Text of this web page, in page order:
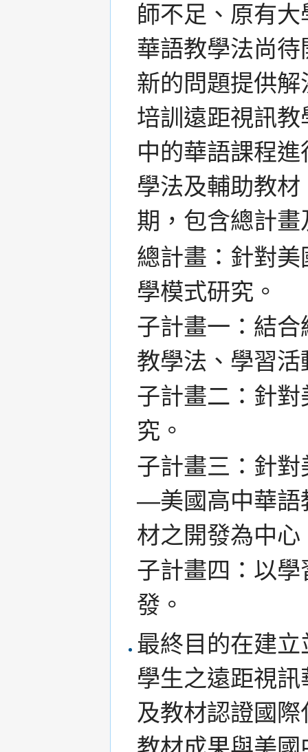
師不足、原有
華語教學法尚
新的問題提供
培訓遠距視訊
中的華語課程
學法及輔助教
期，包含總計
總計畫：針對
學模式研究。
子計畫一：結
教學法、學習
子計畫二：針
究。
子計畫三：針
—美國高中華語
材之開發為中心
子計畫四：以
發。
最終目的在建
學生之遠距視
及教材認證國